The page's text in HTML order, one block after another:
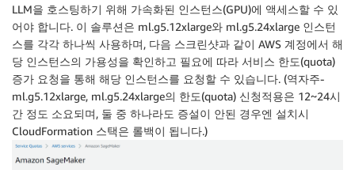
LLM을 호스팅하기 위해 가속화된 인스턴스(GPU)에 액세스할 수 있
어야 합니다. 이 솔루션은 ml.g5.12xlarge와 ml.g5.24xlarge 인스턴
스를 각각 하나씩 사용하며, 다음 스크린샷과 같이 AWS 계정에서 해
당 인스턴스의 가용성을 확인하고 필요에 따라 서비스 한도(quota)
증가 요청을 통해 해당 인스턴스를 요청할 수 있습니다. (역자주-
ml.g5.12xlarge, ml.g5.24xlarge의 한도(quota) 신청적용은 12~24시
간 정도 소요되며, 둘 중 하나라도 증설이 안된 경우엔 설치시
CloudFormation 스택은 롤백이 됩니다.)